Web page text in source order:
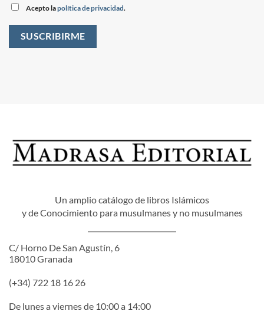
Acepto lapolítica de privacidad.
Un amplio catálogo de libros Islámicos
y de Conocimiento para musulmanes y no musulmanes
C/ Horno De San Agustín, 6
18010 Granada
(+34) 722 18 16 26
De lunes a viernes de 10:00 a 14:00